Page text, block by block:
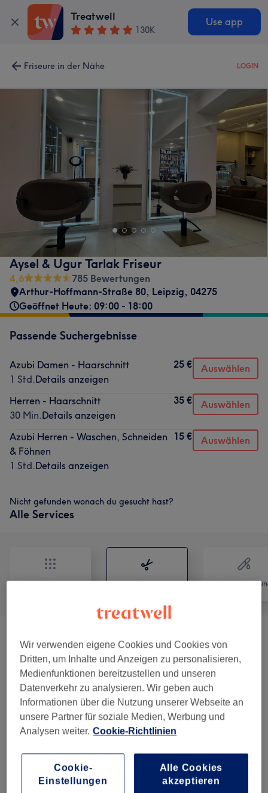
Treatwell
130K
Use app
Friseure in der Nähe LOGIN
Aysel & Ugur Tarlak Friseur
4,6
785 Bewertungen
Arthur-Hoffmann-Straße 80, Leipzig, 04275
Geöffnet Heute: 09:00 - 18:00
Passende Suchergebnisse
Azubi Damen - Haarschnitt
1 Std.Details anzeigen
25 € Auswählen
Herren - Haarschnitt
30 Min.Details anzeigen
35 € Auswählen
Azubi Herren - Waschen, Schneiden
& Föhnen
1 Std.Details anzeigen
15 € Auswählen
Nicht gefunden wonach du gesucht hast?
Alle Services
Alle Friseur
Treatments By Aysel Tarlak (11)
Treatments By Ugur Tarlak (7) ab 45 €
Treatments By Baran Tarlak (4) ab 15 €
Treatments By Soner Demircan (3)
Haarkuren & Pflege (4) ab 30 €
Damen - Farbe & Coloration 350 €
Wir verwenden eigene Cookies und Cookies von
Dritten, um Inhalte und Anzeigen zu personalisieren,
Medienfunktionen bereitzustellen und unseren
Datenverkehr zu analysieren. Wir geben auch
Informationen über die Nutzung unserer Webseite an
unsere Partner für soziale Medien, Werbung und
Analysen weiter. Cookie-Richtlinien
Cookie-
Einstellungen
Alle Cookies
akzeptieren